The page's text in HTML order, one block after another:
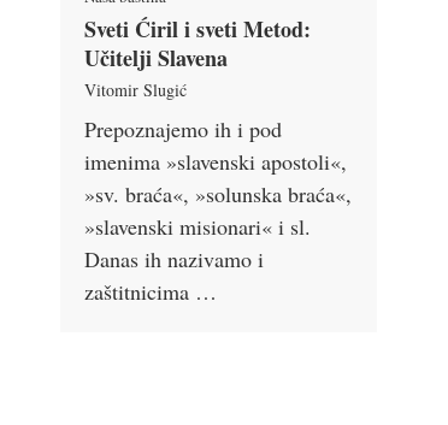
Sveti Ćiril i sveti Metod:
Učitelji Slavena
Vitomir Slugić
Prepoznajemo ih i pod
imenima »slavenski apostoli«,
»sv. braća«, »solunska braća«,
»slavenski misionari« i sl.
Danas ih nazivamo i
zaštitnicima …